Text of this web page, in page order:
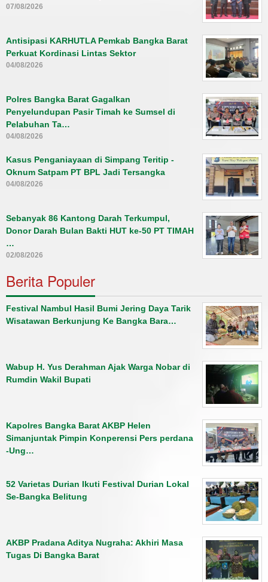
07/08/2026
Antisipasi KARHUTLA Pemkab Bangka Barat
Perkuat Kordinasi Lintas Sektor
04/08/2026
Polres Bangka Barat Gagalkan
Penyelundupan Pasir Timah ke Sumsel di
Pelabuhan Ta…
04/08/2026
Kasus Penganiayaan di Simpang Teritip -
Oknum Satpam PT BPL Jadi Tersangka
04/08/2026
Sebanyak 86 Kantong Darah Terkumpul,
Donor Darah Bulan Bakti HUT ke-50 PT TIMAH
…
02/08/2026
Berita Populer
Festival Nambul Hasil Bumi Jering Daya Tarik
Wisatawan Berkunjung Ke Bangka Bara…
Wabup H. Yus Derahman Ajak Warga Nobar di
Rumdin Wakil Bupati
Kapolres Bangka Barat AKBP Helen
Simanjuntak Pimpin Konperensi Pers perdana
-Ung…
52 Varietas Durian Ikuti Festival Durian Lokal
Se-Bangka Belitung
AKBP Pradana Aditya Nugraha: Akhiri Masa
Tugas Di Bangka Barat